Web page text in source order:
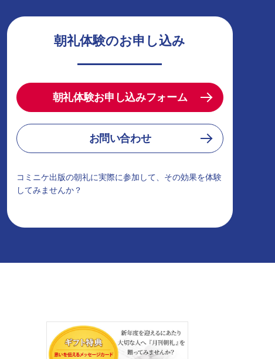
朝礼体験のお申し込み
朝礼体験お申し込みフォーム
お問い合わせ
コミニケ出版の朝礼に実際に参加して、その効果を体験
してみませんか？